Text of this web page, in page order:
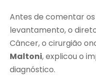
Antes de comentar
levantamento, o
Câncer, o cirurgião
Maltoni, explicou o
diagnóstico.